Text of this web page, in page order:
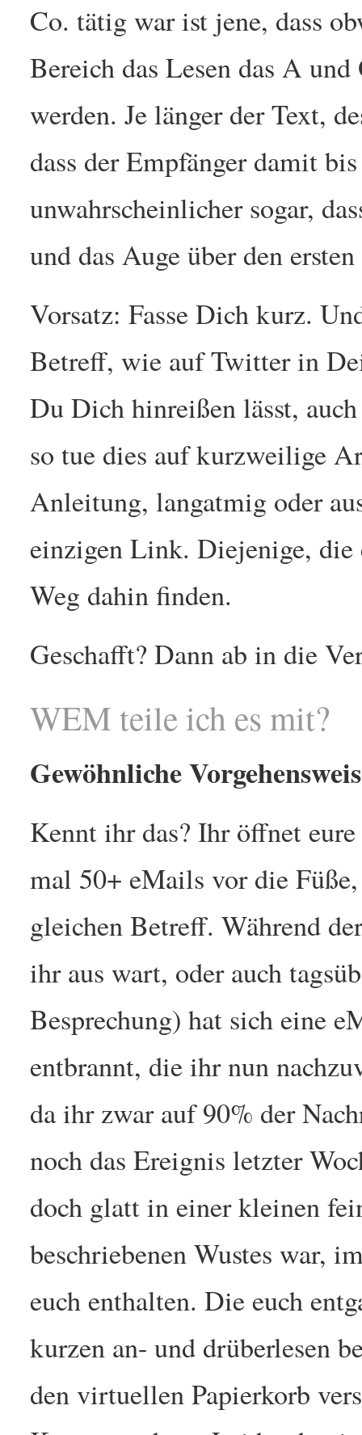
Co. tätig war ist jene, dass
Bereich das Lesen das A
werden. Je länger der Text,
dass der Empfänger damit
unwahrscheinlicher sogar,
und das Auge über den
Vorsatz: Fasse Dich kurz.
Betreff, wie auf Twitter in
Du Dich hinreißen lässt,
so tue dies auf kurzweilige
Anleitung, langatmig oder
einzigen Link. Diejenige,
Weg dahin finden.
Geschafft? Dann ab in die
WEM teile ich es mit?
Gewöhnliche
Kennt ihr das? Ihr öffnet
mal 50+ eMails vor die
gleichen Betreff. Während
ihr aus wart, oder auch
Besprechung) hat sich eine
entbrannt, die ihr nun
da ihr zwar auf 90% der
noch das Ereignis letzter
doch glatt in einer kleinen
beschriebenen Wustes war,
euch enthalten. Die euch
kurzen an- und drüberlesen
den virtuellen Papierkorb